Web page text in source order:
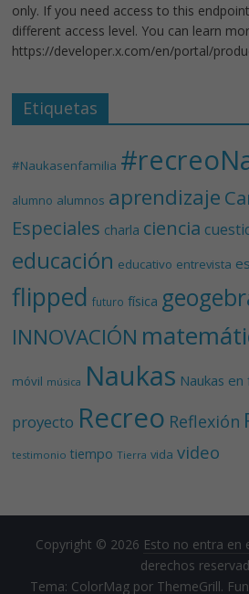
only. If you need access to this
different access level. You can learn
https://developer.x.com/en/portal/
Etiquetas
#Naukasenfamilia
alumno alumnos aprendizaje
Especiales charla ciencia
educación educativo entrevista
flipped futuro física
INNOVACIÓN
móvil música Naukas Naukas en
proyecto Recreo Reflexión
testimonio tiempo Tierra vida video
Copyright © 2026 Esto no entra en
derechos
Tema: ColorMag por ThemeGrill.